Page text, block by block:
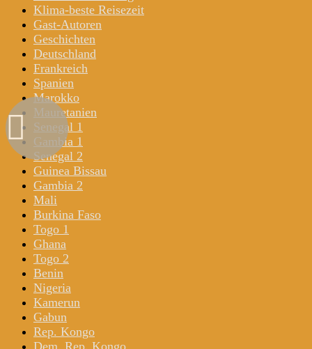
Klima-beste Reisezeit
Gast-Autoren
Geschichten
Deutschland
Frankreich
Spanien
Marokko
Mauretanien
Senegal 1
Gambia 1
Senegal 2
Guinea Bissau
Gambia 2
Mali
Burkina Faso
Togo 1
Ghana
Togo 2
Benin
Nigeria
Kamerun
Gabun
Rep. Kongo